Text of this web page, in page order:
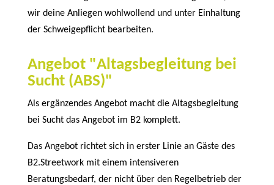
wir deine Anliegen wohlwollend und unter Einhaltung
der Schweigepflicht bearbeiten.
Angebot "Altagsbegleitung bei
Sucht (ABS)"
Als ergänzendes Angebot macht die Altagsbegleitung
bei Sucht das Angebot im B2 komplett.
Das Angebot richtet sich in erster Linie an Gäste des
B2.Streetwork mit einem intensiveren
Beratungsbedarf, der nicht über den Regelbetrieb der